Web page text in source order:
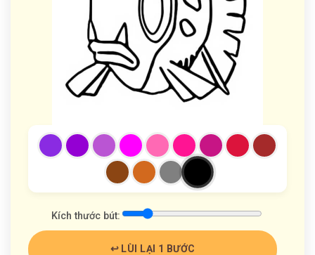
Kích thước bút:
↩️ LÙI LẠI 1 BƯỚC